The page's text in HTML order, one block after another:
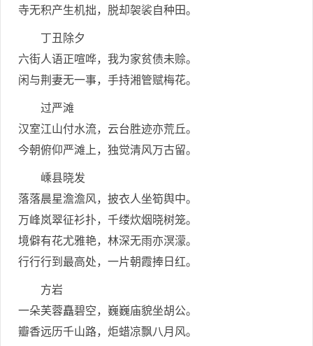
寺无积产生机拙，脱却袈裟自种田。
丁丑除夕
六街人语正喧哗，我为家贫债未赊。
闲与荆妻无一事，手持湘管赋梅花。
过严滩
汉室江山付水流，云台胜迹亦荒丘。
今朝俯仰严滩上，独觉清风万古留。
嵊县晓发
落落晨星澹澹风，披衣人坐筍舆中。
万峰岚翠征衫扑，千缕炊烟晓树笼。
境僻有花尤雅艳，林深无雨亦溟濛。
行行行到最高处，一片朝霞捧日红。
方岩
一朵芙蓉矗碧空，巍巍庙貌坐胡公。
瓣香远历千山路，炬蜡凉飘八月风。